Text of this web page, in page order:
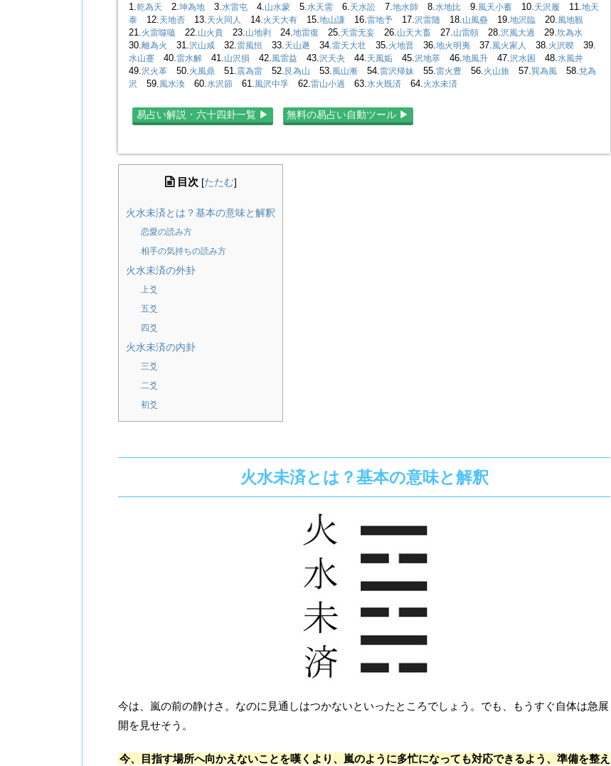
1. 乾為天 2. 坤為地 3. 水雷屯 4. 山水蒙 5. 水天需 6. 天水訟 7. 地水師 8. 水地比 9. 風天小蓄 10. 天沢履 11. 地天
泰
12. 天地否 13. 天火同人 14. 火天大有 15. 地山謙 16. 雷地予 17. 沢雷随 18. 山風蠱 19. 地沢臨 20. 風地観
21. 火雷噬嗑 22. 山火賁 23. 山地剥 24. 地雷復 25. 天雷无妄 26. 山天大畜 27. 山雷頤 28. 沢風大過 29. 坎為水
30. 離為火 31. 沢山咸 32. 雷風恒 33. 天山遯 34. 雷天大壮 35. 火地晋 36. 地火明夷 37. 風火家人 38. 火沢暌 39.
水山蹇 40. 雷水解 41. 山沢損 42. 風雷益 43. 沢天夬 44. 天風姤 45. 沢地萃 46. 地風升 47. 沢水困 48. 水風井
49. 沢火革 50. 火風鼎 51. 震為雷 52. 艮為山 53. 風山漸 54. 雷沢帰妹 55. 雷火豊 56. 火山旅 57. 巽為風 58. 兌為
沢
59. 風水渙 60. 水沢節 61. 風沢中孚 62. 雷山小過 63. 水火既済 64. 火水未済
易占い解説・六十四卦一覧 ▶︎ 無料の易占い自動ツール ▶︎
目次 [たたむ]
火水未済とは？基本の意味と解釈
恋愛の読み方
相手の気持ちの読み方
火水未済の外卦
上爻
五爻
四爻
火水未済の内卦
三爻
二爻
初爻
火水未済とは？基本の意味と解釈
今は、嵐の前の静けさ。なのに見通しはつかないといったところでしょう。でも、もうすぐ自体は急展
開を見せそう。
今、目指す場所へ向かえないことを嘆くより、嵐のように多忙になっても対応できるよう、準備を整え